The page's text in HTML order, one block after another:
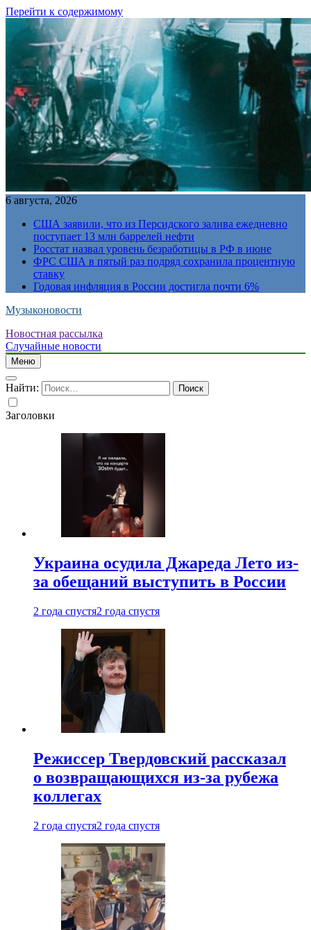
Перейти к содержимому
6 августа, 2026
США заявили, что из Персидского залива ежедневно
поступает 13 млн баррелей нефти
Росстат назвал уровень безработицы в РФ в июне
ФРС США в пятый раз подряд сохранила процентную
ставку
Годовая инфляция в России достигла почти 6%
Музыконовости
Новостная рассылка
Случайные новости
Меню
Найти:
Заголовки
Украина осудила Джареда Лето из-
за обещаний выступить в России
2 года спустя2 года спустя
Режиссер Твердовский рассказал
о возвращающихся из-за рубежа
коллегах
2 года спустя2 года спустя